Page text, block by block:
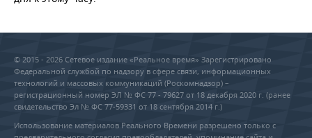
© 2015 - 2026 Сетевое издание «Реальное время» Зарегистрировано
Федеральной службой по надзору в сфере связи, информационных
технологий и массовых коммуникаций (Роскомнадзор) –
регистрационный номер ЭЛ № ФС 77 - 79627 от 18 декабря 2020 г. (ранее
свидетельство Эл № ФС 77-59331 от 18 сентября 2014 г.)
Использование материалов Реального Времени разрешено только с